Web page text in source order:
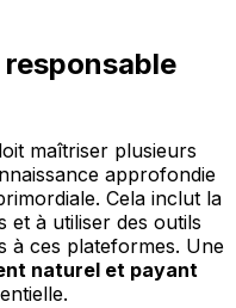
maîtriser plusieurs
approfondie
Cela inclut la
et à utiliser des outils
à ces plateformes. Une
naturel et payant